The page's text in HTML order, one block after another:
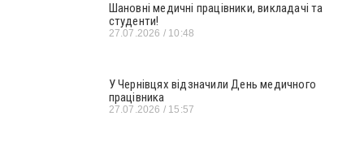
Шановні медичні працівники, викладачі та
студенти!
27.07.2026 10:48
У Чернівцях відзначили День медичного
працівника
27.07.2026 15:57